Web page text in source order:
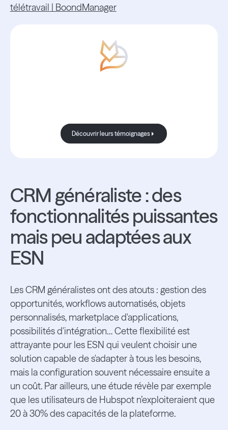
télétravail | BoondManager
Je m'abonne à la newsletter
Découvrir leurs témoignages
CRM généraliste : des
fonctionnalités puissantes
mais peu adaptées aux
ESN
Les CRM généralistes ont des atouts : gestion des
opportunités, workflows automatisés, objets
personnalisés, marketplace d'applications,
possibilités d'intégration… Cette flexibilité est
attrayante pour les ESN qui veulent choisir une
solution capable de s'adapter à tous les besoins,
mais la configuration souvent nécessaire ensuite a
un coût. Par ailleurs, une étude révèle par exemple
que les utilisateurs de Hubspot n’exploiteraient que
20 à 30% des capacités de la plateforme.